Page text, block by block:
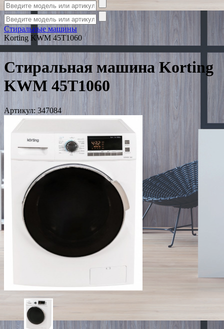
Стиральные машины
Korting KWM 45T1060
Стиральная машина Korting
KWM 45T1060
Артикул: 347084